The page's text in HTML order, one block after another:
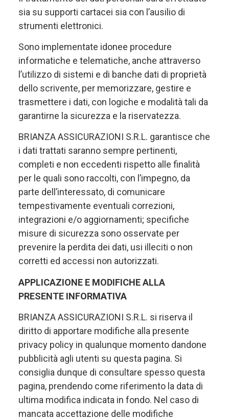
sia su supporti cartacei sia con l’ausilio di
strumenti elettronici.
Sono implementate idonee procedure
informatiche e telematiche, anche attraverso
l’utilizzo di sistemi e di banche dati di proprietà
dello scrivente, per memorizzare, gestire e
trasmettere i dati, con logiche e modalità tali da
garantirne la sicurezza e la riservatezza.
BRIANZA ASSICURAZIONI S.R.L. garantisce che
i dati trattati saranno sempre pertinenti,
completi e non eccedenti rispetto alle finalità
per le quali sono raccolti, con l’impegno, da
parte dell’interessato, di comunicare
tempestivamente eventuali correzioni,
integrazioni e/o aggiornamenti; specifiche
misure di sicurezza sono osservate per
prevenire la perdita dei dati, usi illeciti o non
corretti ed accessi non autorizzati.
APPLICAZIONE E MODIFICHE ALLA
PRESENTE INFORMATIVA
BRIANZA ASSICURAZIONI S.R.L. si riserva il
diritto di apportare modifiche alla presente
privacy policy in qualunque momento dandone
pubblicità agli utenti su questa pagina. Si
consiglia dunque di consultare spesso questa
pagina, prendendo come riferimento la data di
ultima modifica indicata in fondo. Nel caso di
mancata accettazione delle modifiche